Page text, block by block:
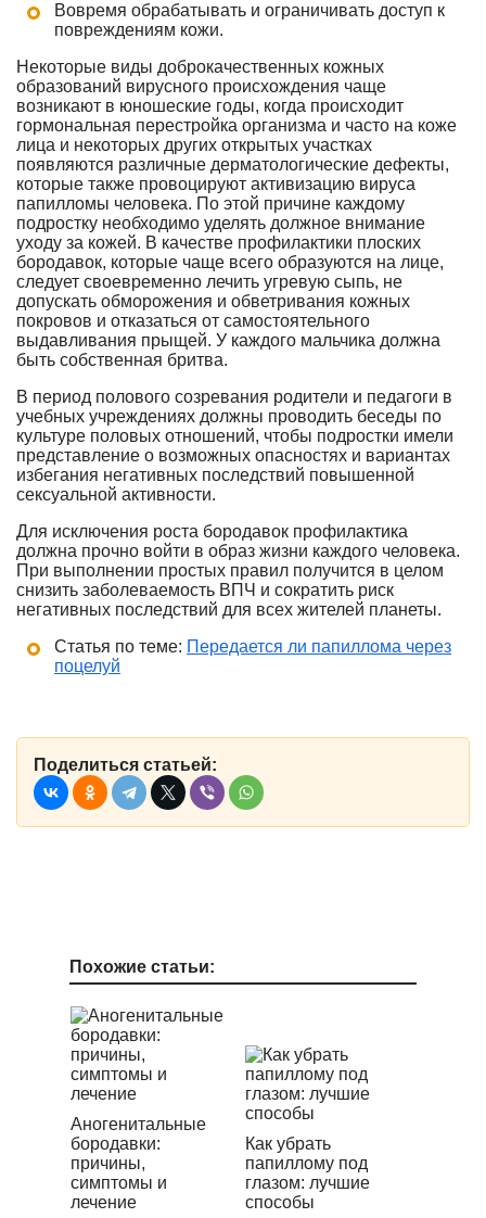
Вовремя обрабатывать и ограничивать доступ к
повреждениям кожи.
Некоторые виды доброкачественных кожных
образований вирусного происхождения чаще
возникают в юношеские годы, когда происходит
гормональная перестройка организма и часто на коже
лица и некоторых других открытых участках
появляются различные дерматологические дефекты,
которые также провоцируют активизацию вируса
папилломы человека. По этой причине каждому
подростку необходимо уделять должное внимание
уходу за кожей. В качестве профилактики плоских
бородавок, которые чаще всего образуются на лице,
следует своевременно лечить угревую сыпь, не
допускать обморожения и обветривания кожных
покровов и отказаться от самостоятельного
выдавливания прыщей. У каждого мальчика должна
быть собственная бритва.
В период полового созревания родители и педагоги в
учебных учреждениях должны проводить беседы по
культуре половых отношений, чтобы подростки имели
представление о возможных опасностях и вариантах
избегания негативных последствий повышенной
сексуальной активности.
Для исключения роста бородавок профилактика
должна прочно войти в образ жизни каждого человека.
При выполнении простых правил получится в целом
снизить заболеваемость ВПЧ и сократить риск
негативных последствий для всех жителей планеты.
Статья по теме: Передается ли папиллома через
поцелуй
Поделиться статьей:
Похожие статьи:
Аногенитальные
бородавки:
причины,
симптомы и
лечение
Как убрать
папиллому под
глазом: лучшие
способы